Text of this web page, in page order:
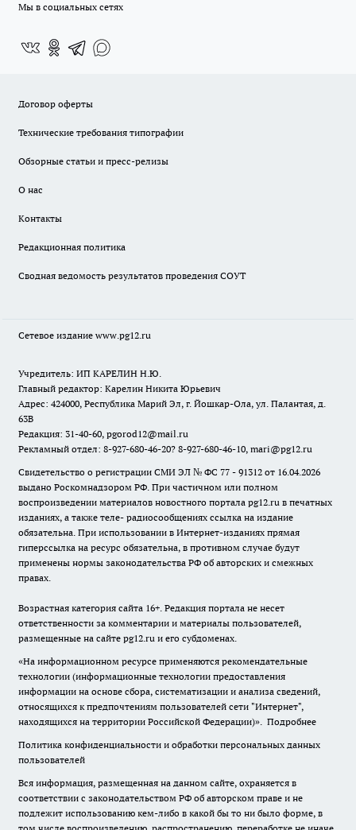
Мы в социальных сетях
Договор оферты
Технические требования типографии
Обзорные статьи и пресс-релизы
О нас
Контакты
Редакционная политика
Сводная ведомость результатов проведения СОУТ
Сетевое издание www.pg12.ru
Учредитель: ИП КАРЕЛИН Н.Ю.
Главный редактор: Карелин Никита Юрьевич
Адрес: 424000, Республика Марий Эл, г. Йошкар-Ола, ул. Палантая, д.
63В
Редакция: 31-40-60, pgorod12@mail.ru
Рекламный отдел: 8-927-680-46-20? 8-927-680-46-10, mari@pg12.ru
Свидетельство о регистрации СМИ ЭЛ № ФС 77 - 91312 от 16.04.2026
выдано Роскомнадзором РФ. При частичном или полном
воспроизведении материалов новостного портала pg12.ru в печатных
изданиях, а также теле- радиосообщениях ссылка на издание
обязательна. При использовании в Интернет-изданиях прямая
гиперссылка на ресурс обязательна, в противном случае будут
применены нормы законодательства РФ об авторских и смежных
правах.
Возрастная категория сайта 16+. Редакция портала не несет
ответственности за комментарии и материалы пользователей,
размещенные на сайте pg12.ru и его субдоменах.
«На информационном ресурсе применяются рекомендательные
технологии (информационные технологии предоставления
информации на основе сбора, систематизации и анализа сведений,
относящихся к предпочтениям пользователей сети "Интернет",
находящихся на территории Российской Федерации)». Подробнее
Политика конфиденциальности и обработки персональных данных
пользователей
Вся информация, размещенная на данном сайте, охраняется в
соответствии с законодательством РФ об авторском праве и не
подлежит использованию кем-либо в какой бы то ни было форме, в